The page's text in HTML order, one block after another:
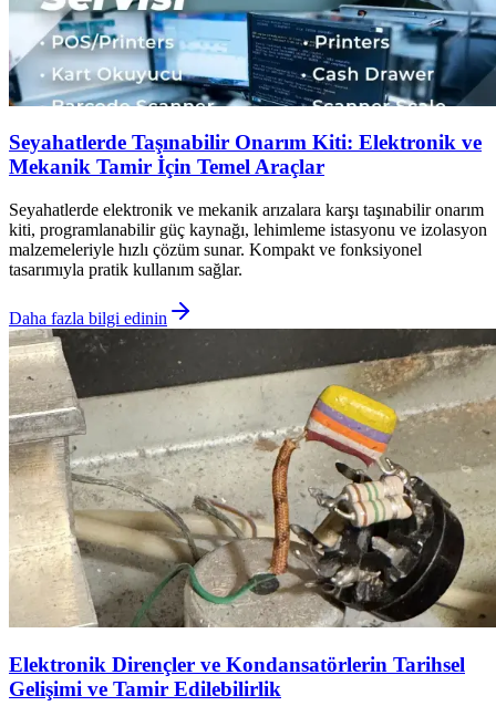
Seyahatlerde Taşınabilir Onarım Kiti: Elektronik ve
Mekanik Tamir İçin Temel Araçlar
Seyahatlerde elektronik ve mekanik arızalara karşı taşınabilir onarım
kiti, programlanabilir güç kaynağı, lehimleme istasyonu ve izolasyon
malzemeleriyle hızlı çözüm sunar. Kompakt ve fonksiyonel
tasarımıyla pratik kullanım sağlar.
Daha fazla bilgi edinin
Elektronik Dirençler ve Kondansatörlerin Tarihsel
Gelişimi ve Tamir Edilebilirlik